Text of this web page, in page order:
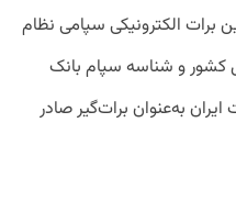
برات الکترونیکی سپامی نظام
کشور و شناسه سپام بانک
ایران به‌عنوان برات‌گیر صادر